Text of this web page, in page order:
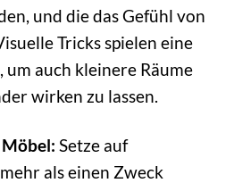
und die das Gefühl von
Tricks spielen eine
um auch kleinere Räume
wirken zu lassen.
Setze auf
als einen Zweck